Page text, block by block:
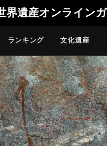
界遺産オンライン
ランキング 文化遺産